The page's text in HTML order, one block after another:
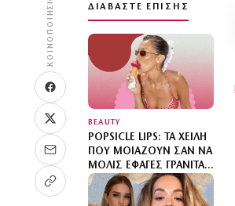
ΚΟΙΝΟΠΟΊΗΣΗ ΔΙΑΒΆΣΤΕ ΕΠΊΣΗΣ
BEAUTY
POPSICLE LIPS: ΤΑ ΧΕΊΛΗ
ΠΟΥ ΜΟΙΆΖΟΥΝ ΣΑΝ ΝΑ
ΜΌΛΙΣ ΈΦΑΓΕΣ ΓΡΑΝΊΤΑ
ΕΊΝΑΙ Η ΤΆΣΗ ΤΟΥ
ΚΑΛΟΚΑΙΡΙΟΎ